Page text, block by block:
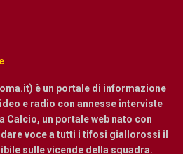
è un portale di informazione
e radio con annesse interviste
Calcio, un portale web nato con
voce a tutti i tifosi giallorossi il
sulle vicende della squadra.